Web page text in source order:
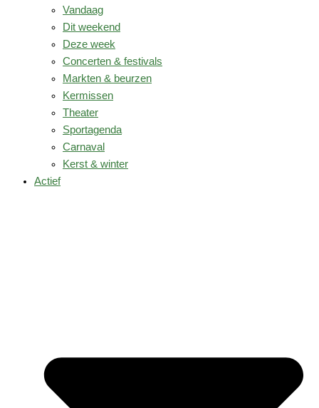
Vandaag
Dit weekend
Deze week
Concerten & festivals
Markten & beurzen
Kermissen
Theater
Sportagenda
Carnaval
Kerst & winter
Actief